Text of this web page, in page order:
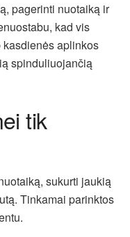
pagerinti nuotaiką ir
kad vis
aplinkos
spinduliuojančią
tik
sukurti jaukią
Tinkamai parinktos